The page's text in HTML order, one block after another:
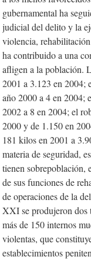
gubernamental ha
judicial del delito y la
violencia,
ha contribuido a una
afligen a la población.
2001 a 3.123 en 2004;
año 2000 a 4 en 2004;
2002 a 8 en 2004; el
2000 y de 1.150 en
181 kilos en 2001 a
materia de seguridad,
tienen sobrepoblación,
de sus funciones de
de operaciones de la
XXI se produjeron dos
más de 150 internos
violentas, que
establecimientos